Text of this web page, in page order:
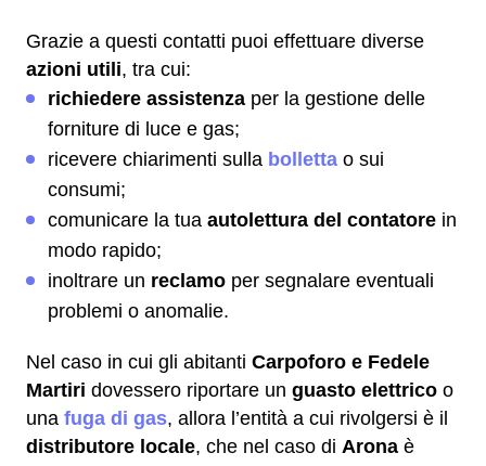
Grazie a questi contatti puoi effettuare diverse
azioni utili, tra cui:
richiedere assistenza per la gestione delle
forniture di luce e gas;
ricevere chiarimenti sulla bolletta o sui
consumi;
comunicare la tua autolettura del contatore in
modo rapido;
inoltrare un reclamo per segnalare eventuali
problemi o anomalie.
Nel caso in cui gli abitanti Carpoforo e Fedele
Martiri dovessero riportare un guasto elettrico o
una fuga di gas, allora l’entità a cui rivolgersi è il
distributore locale, che nel caso di Arona è